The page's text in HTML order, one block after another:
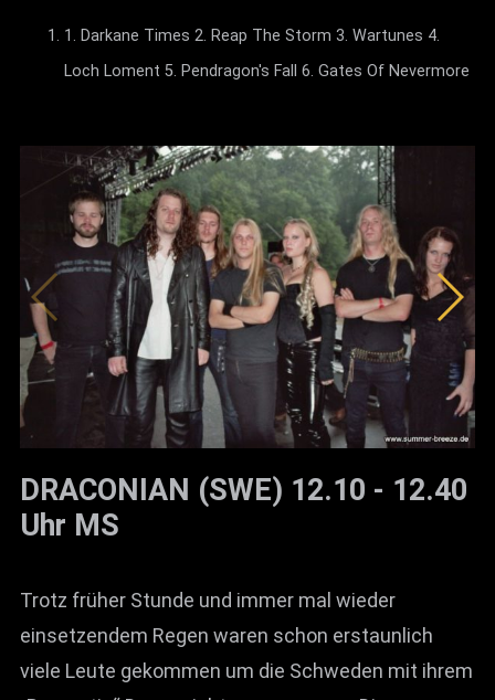
1. Darkane Times 2. Reap The Storm 3. Wartunes 4.
Loch Loment 5. Pendragon's Fall 6. Gates Of Nevermore
DRACONIAN (SWE) 12.10 - 12.40
Uhr MS
Trotz früher Stunde und immer mal wieder
einsetzendem Regen waren schon erstaunlich
viele Leute gekommen um die Schweden mit ihrem